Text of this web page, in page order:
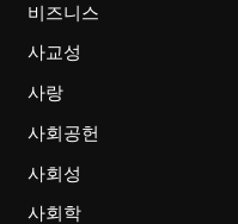
비즈니스
사교성
사랑
사회공헌
사회성
사회학